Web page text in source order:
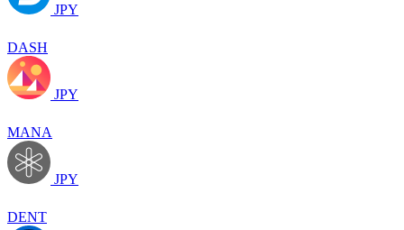
JPY
DASH
JPY
MANA
JPY
DENT